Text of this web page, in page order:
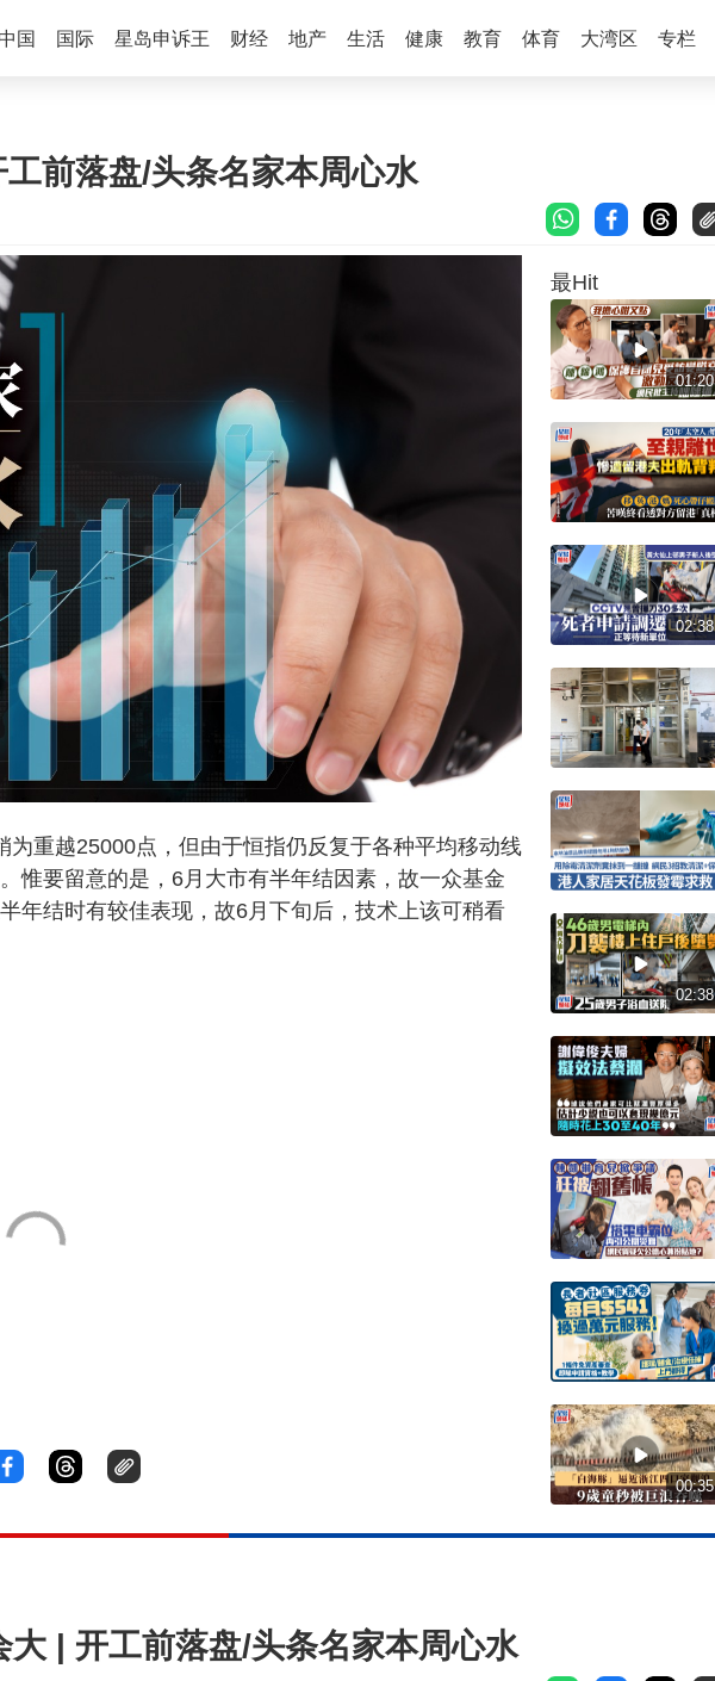
中国 国际 星岛申诉王 财经 地产 生活 健康 教育 体育 大湾区 专栏
前落盘/头条名家本周心水
重越25000点，但由于恒指仍反复于各种平均移动线
惟要留意的是，6月大市有半年结因素，故一众基金
年结时有较佳表现，故6月下旬后，技术上该可稍看
最Hit
01:20
02:38
02:38
00:35
| 开工前落盘/头条名家本周心水